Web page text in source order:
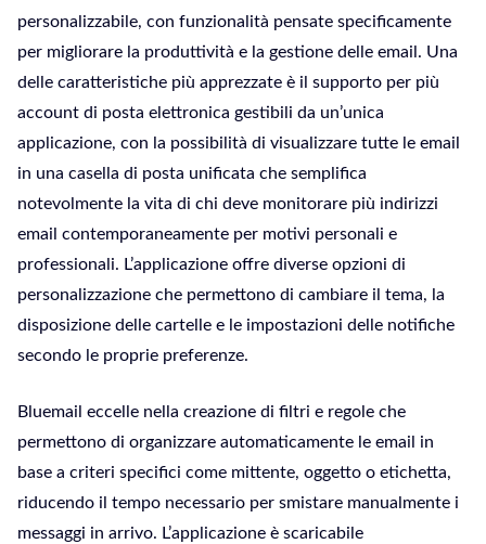
personalizzabile, con funzionalità pensate specificamente
per migliorare la produttività e la gestione delle email. Una
delle caratteristiche più apprezzate è il supporto per più
account di posta elettronica gestibili da un’unica
applicazione, con la possibilità di visualizzare tutte le email
in una casella di posta unificata che semplifica
notevolmente la vita di chi deve monitorare più indirizzi
email contemporaneamente per motivi personali e
professionali. L’applicazione offre diverse opzioni di
personalizzazione che permettono di cambiare il tema, la
disposizione delle cartelle e le impostazioni delle notifiche
secondo le proprie preferenze.
Bluemail eccelle nella creazione di filtri e regole che
permettono di organizzare automaticamente le email in
base a criteri specifici come mittente, oggetto o etichetta,
riducendo il tempo necessario per smistare manualmente i
messaggi in arrivo. L’applicazione è scaricabile